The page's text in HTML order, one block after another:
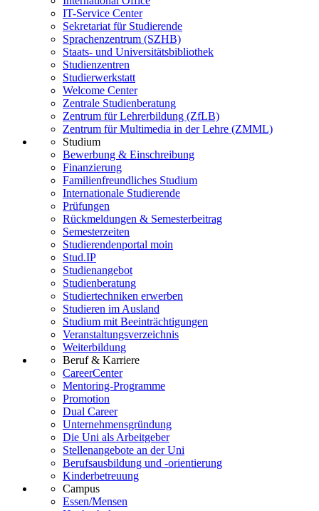
IT-Service Center
Sekretariat für Studierende
Sprachenzentrum (SZHB)
Staats- und Universitätsbibliothek
Studienzentren
Studierwerkstatt
Welcome Center
Zentrale Studienberatung
Zentrum für Lehrerbildung (ZfLB)
Zentrum für Multimedia in der Lehre (ZMML)
Studium
Bewerbung & Einschreibung
Finanzierung
Familienfreundliches Studium
Internationale Studierende
Prüfungen
Rückmeldungen & Semesterbeitrag
Semesterzeiten
Studierendenportal moin
Stud.IP
Studienangebot
Studienberatung
Studiertechniken erwerben
Studieren im Ausland
Studium mit Beeinträchtigungen
Veranstaltungsverzeichnis
Weiterbildung
Beruf & Karriere
CareerCenter
Mentoring-Programme
Promotion
Dual Career
Unternehmensgründung
Die Uni als Arbeitgeber
Stellenangebote an der Uni
Berufsausbildung und -orientierung
Kinderbetreuung
Campus
Essen/Mensen